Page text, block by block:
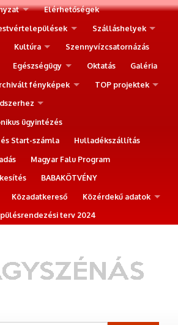
Elérhetőségek
Szálláshelyek
Kultúra
Szennyvízcsatornázás
Egészségügy Oktatás
Galéria
fényképek
TOP projektek
ügyintézés
Start-számla
Hulladékszállítás
Magyar Falu Program
BABAKÖTVÉNY
Közadatkereső
Közérdekű adatok
terv 2024